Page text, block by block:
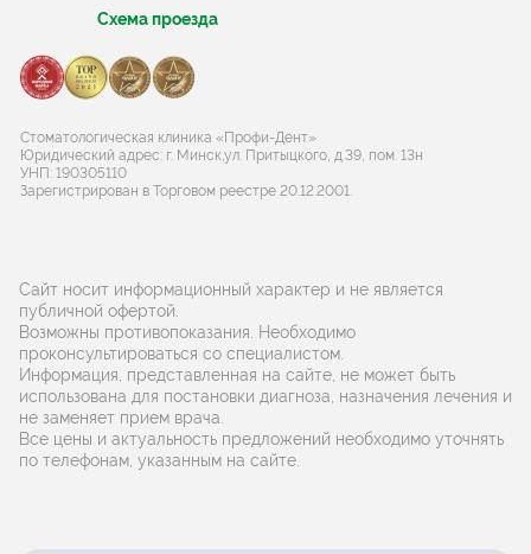
Стоматологическая клиника «Профи-Дент»
Юридический адрес: г. Минск,ул. Притыцкого, д.39, пом. 13н
УНП: 190305110
Зарегистрирован в Торговом реестре 20.12.2001.
Схема проезда
Сайт носит информационный характер и не является
публичной офертой.
Возможны противопоказания. Необходимо
проконсультироваться со специалистом.
Информация, представленная на сайте, не может быть
использована для постановки диагноза, назначения лечения и
не заменяет прием врача.
Все цены и актуальность предложений необходимо уточнять
по телефонам, указанным на сайте.